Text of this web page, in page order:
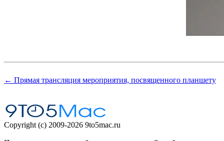
← Прямая трансляция мероприятия, посвященного планшету
Copyright (c) 2009-2026 9to5mac.ru